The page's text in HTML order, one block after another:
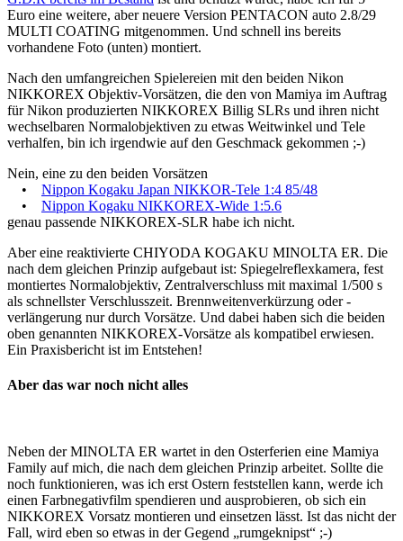
Euro eine weitere, aber neuere Version PENTACON auto 2.8/29
MULTI COATING mitgenommen. Und schnell ins bereits
vorhandene Foto (unten) montiert.
Nach den umfangreichen Spielereien mit den beiden Nikon
NIKKOREX Objektiv-Vorsätzen, die den von Mamiya im Auftrag
für Nikon produzierten NIKKOREX Billig SLRs und ihren nicht
wechselbaren Normalobjektiven zu etwas Weitwinkel und Tele
verhalfen, bin ich irgendwie auf den Geschmack gekommen ;-)
Nein, eine zu den beiden Vorsätzen
• Nippon Kogaku Japan NIKKOR-Tele 1:4 85/48
• Nippon Kogaku NIKKOREX-Wide 1:5.6
genau passende NIKKOREX-SLR habe ich nicht.
Aber eine reaktivierte CHIYODA KOGAKU MINOLTA ER. Die
nach dem gleichen Prinzip aufgebaut ist: Spiegelreflexkamera, fest
montiertes Normalobjektiv, Zentralverschluss mit maximal 1/500 s
als schnellster Verschlusszeit. Brennweitenverkürzung oder -
verlängerung nur durch Vorsätze. Und dabei haben sich die beiden
oben genannten NIKKOREX-Vorsätze als kompatibel erwiesen.
Ein Praxisbericht ist im Entstehen!
Aber das war noch nicht alles
Neben der MINOLTA ER wartet in den Osterferien eine Mamiya
Family auf mich, die nach dem gleichen Prinzip arbeitet. Sollte die
noch funktionieren, was ich erst Ostern feststellen kann, werde ich
einen Farbnegativfilm spendieren und ausprobieren, ob sich ein
NIKKOREX Vorsatz montieren und einsetzen lässt. Ist das nicht der
Fall, wird eben so etwas in der Gegend „rumgeknipst“ ;-)